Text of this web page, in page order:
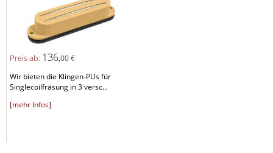
Preis ab: 136,00 €
Wir bieten die Klingen-PUs für
Singlecoilfräsung in 3 versc...
[mehr Infos]